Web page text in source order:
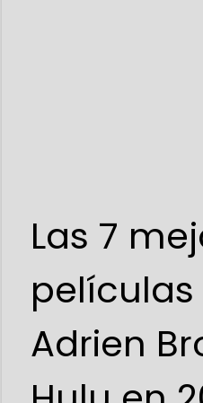
Las 7
películas
Adrien